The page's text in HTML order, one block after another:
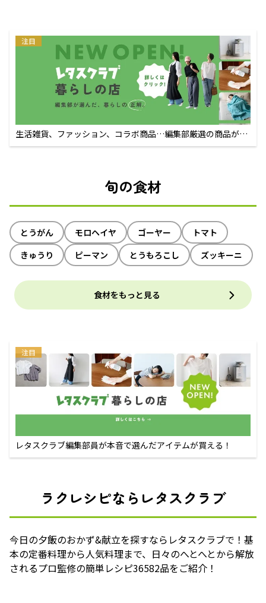
注目
生活雑貨、ファッション、コラボ商品…編集部厳選の商品が買
えるECサイト
旬の食材
とうがん モロヘイヤ ゴーヤー
トマト
きゅうり
ピーマン とうもろこし ズッキーニ
食材をもっと見る
注目
レタスクラブ編集部員が本音で選んだアイテムが買える！
ラクレシピならレタスクラブ
今日の夕飯のおかず&献立を探すならレタスクラブで！基
本の定番料理から人気料理まで、日々のへとへとから解放
されるプロ監修の簡単レシピ36582品をご紹介！